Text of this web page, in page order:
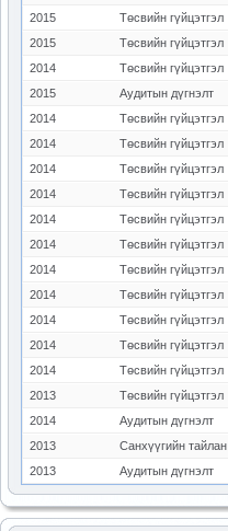
2015
Төсвийн гүйцэтгэл
2015
Төсвийн гүйцэтгэл
2014
Төсвийн гүйцэтгэл
2015
Аудитын дүгнэлт
2014
Төсвийн гүйцэтгэл
2014
Төсвийн гүйцэтгэл
2014
Төсвийн гүйцэтгэл
2014
Төсвийн гүйцэтгэл
2014
Төсвийн гүйцэтгэл
2014
Төсвийн гүйцэтгэл
2014
Төсвийн гүйцэтгэл
2014
Төсвийн гүйцэтгэл
2014
Төсвийн гүйцэтгэл
2014
Төсвийн гүйцэтгэл
2014
Төсвийн гүйцэтгэл
2013
Төсвийн гүйцэтгэл
2014
Аудитын дүгнэлт
2013
Санхүүгийн тайлан
2013
Аудитын дүгнэлт